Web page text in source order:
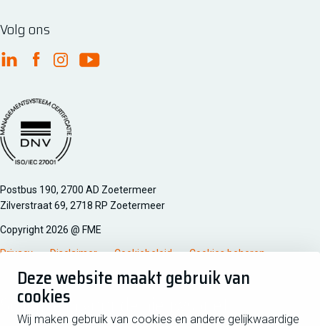
Deze website maakt gebruik van
cookies
Wij maken gebruik van cookies en andere gelijkwaardige
Volg ons
FME Linkedin
FME Facebook
FME Instagram
FME Youtube
Managementsyteem certificatie DNV iso/iec 27001
Postbus 190, 2700 AD Zoetermeer
Zilverstraat 69, 2718 RP Zoetermeer
Copyright 2026 @ FME
Privacy Disclaimer Cookiebeleid Cookies beheren
Schrijf je in voor de nieuwsbrief